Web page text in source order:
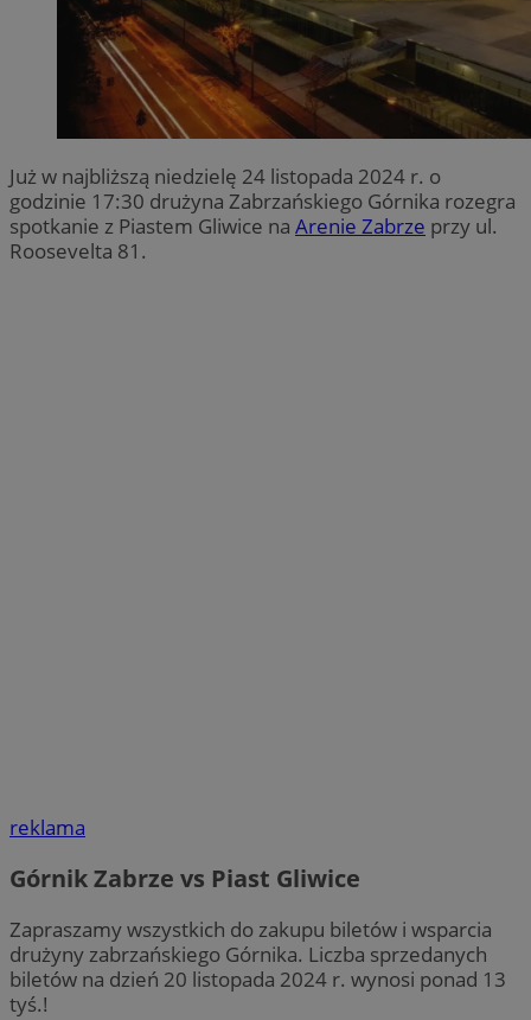
Już w najbliższą niedzielę 24 listopada 2024 r. o
godzinie 17:30 drużyna Zabrzańskiego Górnika rozegra
spotkanie z Piastem Gliwice na Arenie Zabrze przy ul.
Roosevelta 81.
reklama
Górnik Zabrze vs Piast Gliwice
Zapraszamy wszystkich do zakupu biletów i wsparcia
drużyny zabrzańskiego Górnika. Liczba sprzedanych
biletów na dzień 20 listopada 2024 r. wynosi ponad 13
tyś.!